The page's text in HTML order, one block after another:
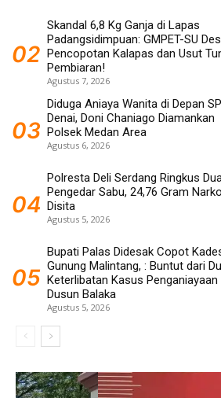
Skandal 6,8 Kg Ganja di Lapas
Padangsidimpuan: GMPET-SU
Pencopotan Kalapas dan Usut
Pembiaran!
Agustus 7, 2026
Diduga Aniaya Wanita di Depan
Denai, Doni Chaniago Diamankan
Polsek Medan Area
Agustus 6, 2026
Polresta Deli Serdang Ringkus
Pengedar Sabu, 24,76 Gram
Disita
Agustus 5, 2026
Bupati Palas Didesak Copot
Gunung Malintang, : Buntut dari
Keterlibatan Kasus Penganiayaan
Dusun Balaka
Agustus 5, 2026